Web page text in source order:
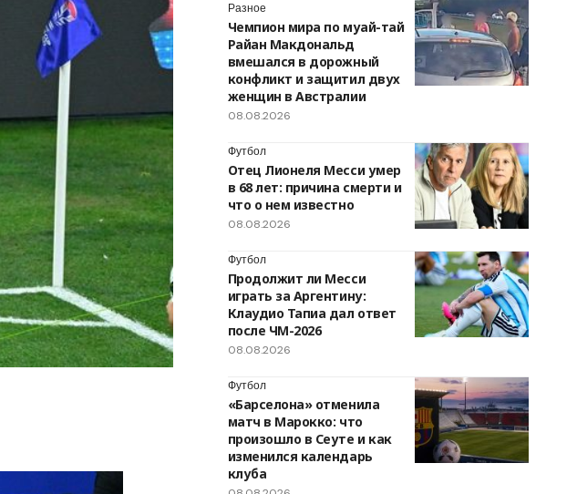
Разное
Чемпион мира по муай-тай
Райан Макдональд
вмешался в дорожный
конфликт и защитил двух
женщин в Австралии
08.08.2026
Футбол
Отец Лионеля Месси умер
в 68 лет: причина смерти и
что о нем известно
08.08.2026
Футбол
Продолжит ли Месси
играть за Аргентину:
Клаудио Тапиа дал ответ
после ЧМ-2026
08.08.2026
Футбол
«Барселона» отменила
матч в Марокко: что
произошло в Сеуте и как
изменился календарь
клуба